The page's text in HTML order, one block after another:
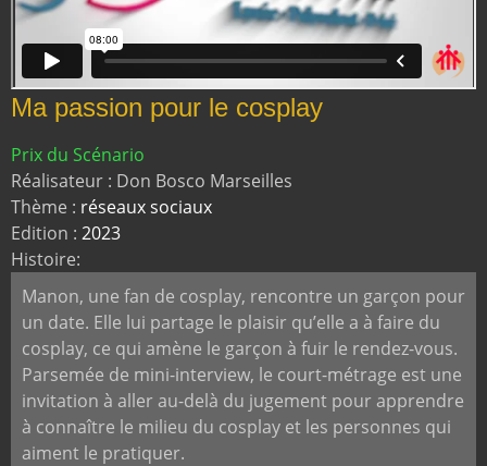
Ma passion pour le cosplay
Prix du Scénario
Réalisateur : Don Bosco Marseilles
Thème : réseaux sociaux
Edition : 2023
Histoire:
Manon, une fan de cosplay, rencontre un garçon pour
un date. Elle lui partage le plaisir qu’elle a à faire du
cosplay, ce qui amène le garçon à fuir le rendez-vous.
Parsemée de mini-interview, le court-métrage est une
invitation à aller au-delà du jugement pour apprendre
à connaître le milieu du cosplay et les personnes qui
aiment le pratiquer.